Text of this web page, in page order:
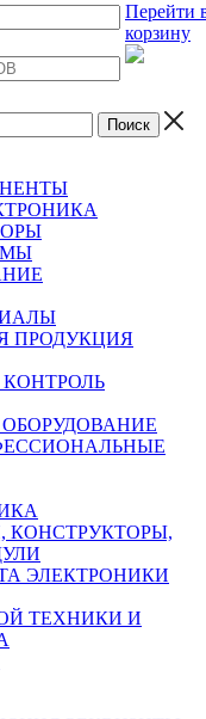
Перейти
корзину
ПРОДУКЦИЯ
КОНСТРУКТОРЫ,
ЭЛЕКТРОНИКИ
ТЕХНИКИ И